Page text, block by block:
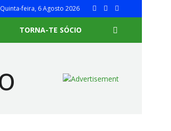
Quinta-feira, 6 Agosto 2026
TORNA-TE SÓCIO